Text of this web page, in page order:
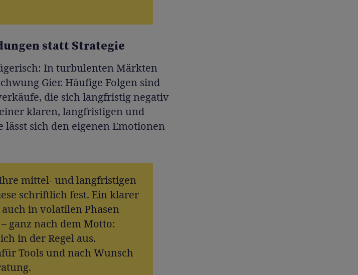
statt Strategie
In turbulenten Märkten
Gier. Häufige Folgen sind
die sich langfristig negativ
klaren, langfristigen und
sich den eigenen Emotionen
mittel- und langfristigen
schriftlich fest. Ein klarer
in volatilen Phasen
ganz nach dem Motto:
in der Regel aus.
Tools und nach Wunsch